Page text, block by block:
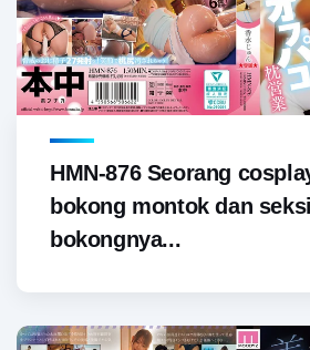
HMN-876 Seorang
bokong montok dan
bokongnya...